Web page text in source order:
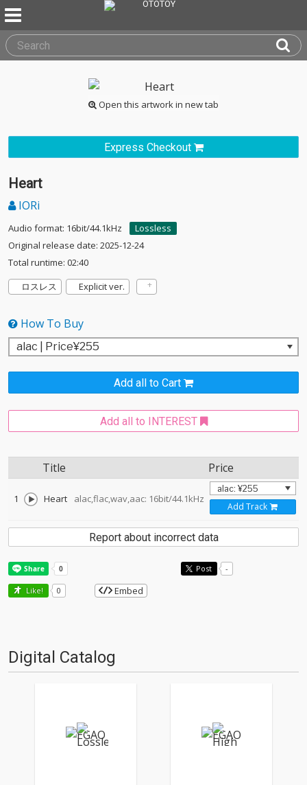
Open this artwork in new tab
Express Checkout
Heart
IORi
Audio format: 16bit/44.1kHz
Lossless
Original release date: 2025-12-24
Total runtime: 02:40
ロスレス
Explicit ver.
How To Buy
Add all to Cart
Add all to INTEREST
Title Price
1 Heart alac,flac,wav,aac: 16bit/44.1kHz
Add Track
Report about incorrect data
Post -
Like! 0 Embed
Digital Catalog